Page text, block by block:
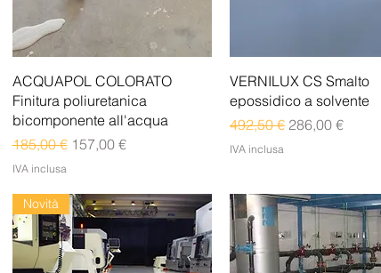
Vista rapida
ACQUAPOL COLORATO
Finitura poliuretanica
bicomponente all'acqua
Prezzo regolare
185,00 € Prezzo scontato
157,00 €
IVA inclusa
Vista rapida
VERNILUX CS Smalto
epossidico a solvente
Prezzo regolare
492,50 € Prezzo scontato
286,00 €
IVA inclusa
Novità